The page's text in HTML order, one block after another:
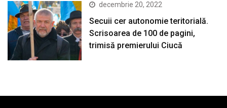
decembrie 20, 2022
Secuii cer autonomie teritorială.
Scrisoarea de 100 de pagini,
trimisă premierului Ciucă